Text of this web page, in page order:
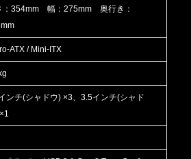
：354mm 幅：275mm 奥行き：
ATX / Mini-ITX
ンチ(シャドウ) ×3、3.5インチ(シャド